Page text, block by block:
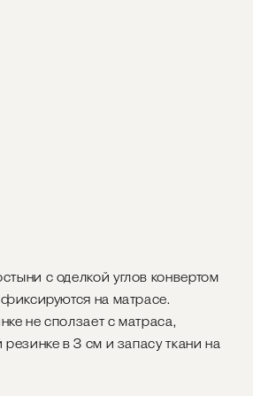
с оделкой углов конвертом
фиксируются на матрасе.
не сползает с матраса,
резинке в 3 см и запасу ткани на